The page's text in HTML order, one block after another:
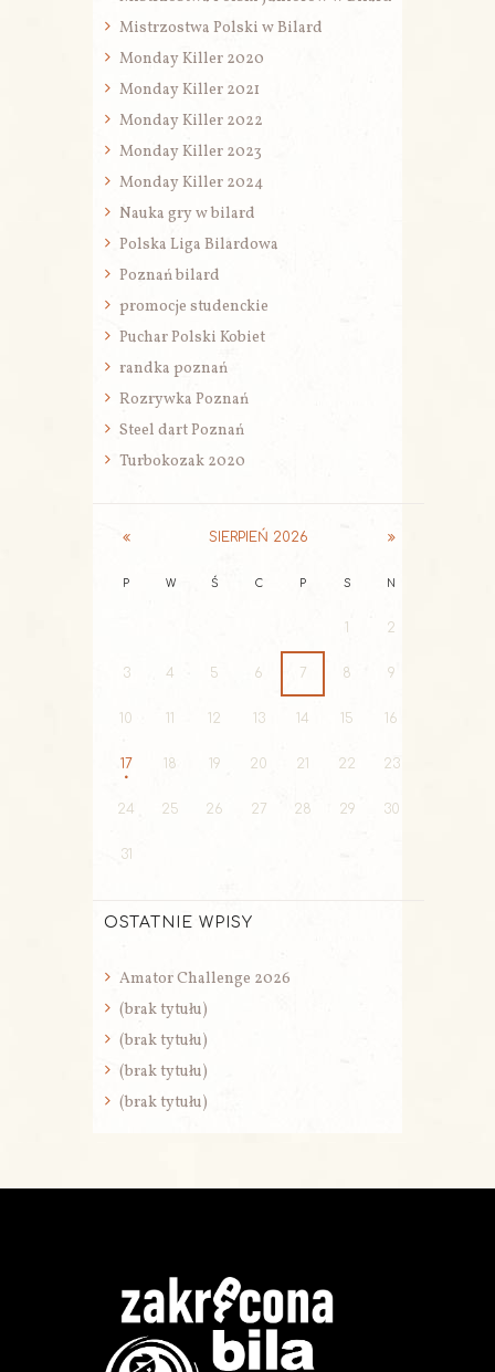
Mistrzostwa Polski w Bilard
Monday Killer 2020
Monday Killer 2021
Monday Killer 2022
Monday Killer 2023
Monday Killer 2024
Nauka gry w bilard
Polska Liga Bilardowa
Poznań bilard
promocje studenckie
Puchar Polski Kobiet
randka poznań
Rozrywka Poznań
Steel dart Poznań
Turbokozak 2020
SIERPIEŃ 2026
P W Ś C P S N
2
3 4 5 6 7 8 9
10 11 12 13 14 15 16
17 18 19 20 21 22 23
24 25 26 27 28 29 30
31
OSTATNIE WPISY
Amator Challenge 2026
(brak tytułu)
(brak tytułu)
(brak tytułu)
(brak tytułu)